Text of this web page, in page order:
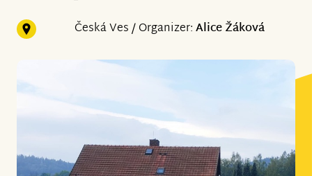
Česká Ves / Organizer:Alice Žáková